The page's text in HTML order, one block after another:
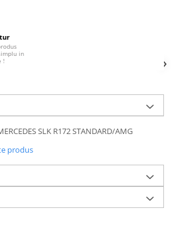
in
!
SLK R172 STANDARD/AMG
produs